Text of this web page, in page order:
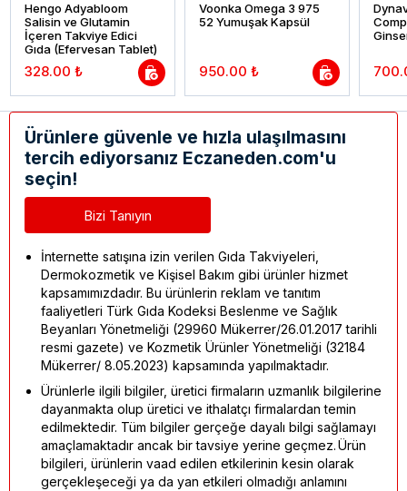
Hengo Adyabloom
Salisin ve Glutamin
İçeren Takviye Edici
Gıda (Efervesan Tablet)
328.00 ₺
Voonka Omega 3 975
52 Yumuşak Kapsül
950.00 ₺
Ürünlere güvenle ve hızla ulaşılmasını
tercih ediyorsanız Eczaneden.com'u
seçin!
Bizi Tanıyın
İnternette satışına izin verilen Gıda Takviyeleri,
Dermokozmetik ve Kişisel Bakım gibi ürünler hizmet
kapsamımızdadır. Bu ürünlerin reklam ve tanıtım
faaliyetleri Türk Gıda Kodeksi Beslenme ve Sağlık
Beyanları Yönetmeliği (29960 Mükerrer/26.01.2017 tarihli
resmi gazete) ve Kozmetik Ürünler Yönetmeliği (32184
Mükerrer/ 8.05.2023) kapsamında yapılmaktadır.
Ürünlerle ilgili bilgiler, üretici firmaların uzmanlık bilgilerine
dayanmakta olup üretici ve ithalatçı firmalardan temin
edilmektedir. Tüm bilgiler gerçeğe dayalı bilgi sağlamayı
amaçlamaktadır ancak bir tavsiye yerine geçmez. Ürün
bilgileri, ürünlerin vaad edilen etkilerinin kesin olarak
gerçekleşeceği ya da yan etkileri olmadığı anlamını